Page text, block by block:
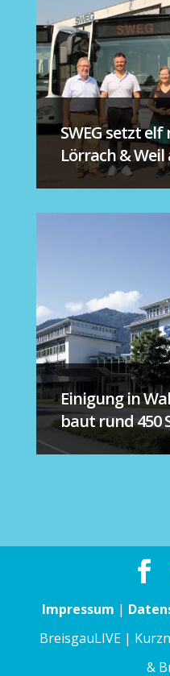
SWEG setzt elf
Lörrach &
Einigung in
baut rund 450
Impressum |
BreisgauLIVE |
&